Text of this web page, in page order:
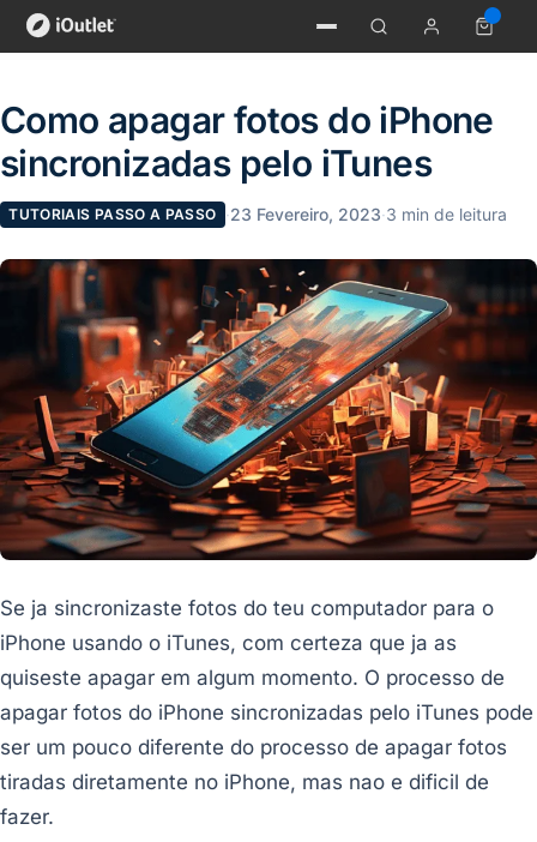
Como apagar fotos do iPhone
sincronizadas pelo iTunes
TUTORIAIS PASSO A PASSO ·23 Fevereiro, 2023·3 min de leitura
Se ja sincronizaste fotos do teu computador para o
iPhone usando o iTunes, com certeza que ja as
quiseste apagar em algum momento. O processo de
apagar fotos do iPhone sincronizadas pelo iTunes pode
ser um pouco diferente do processo de apagar fotos
tiradas diretamente no iPhone, mas nao e dificil de
fazer.